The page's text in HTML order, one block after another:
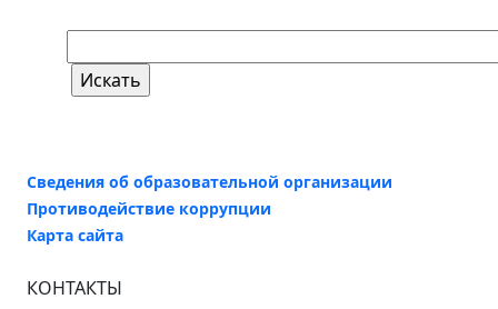
Сведения об образовательной организации
Противодействие коррупции
Карта сайта
КОНТАКТЫ